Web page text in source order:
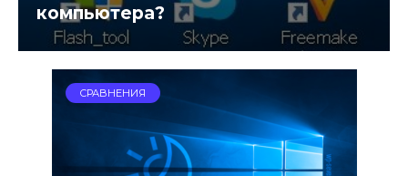
компьютера?
СРАВНЕНИЯ